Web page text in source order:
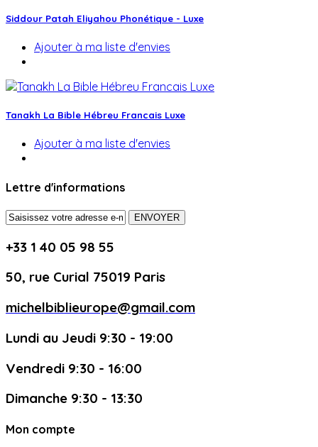
Siddour Patah Eliyahou Phonétique - Luxe
Ajouter à ma liste d'envies
Tanakh La Bible Hébreu Francais Luxe
Ajouter à ma liste d'envies
Lettre d'informations
ENVOYER
+33 1 40 05 98 55
50, rue Curial 75019 Paris
michelbiblieurope@gmail.com
Lundi au Jeudi 9:30 - 19:00
Vendredi 9:30 - 16:00
Dimanche 9:30 - 13:30
Mon compte